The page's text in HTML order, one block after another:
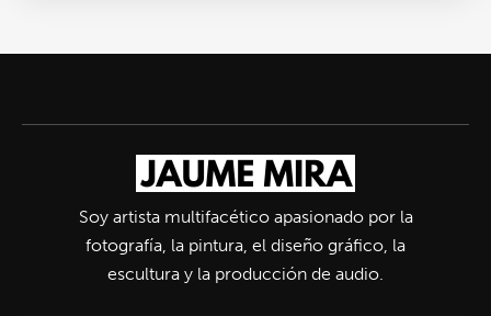
Soy artista multifacético apasionado por la
fotografía, la pintura, el diseño gráfico, la
escultura y la producción de audio.